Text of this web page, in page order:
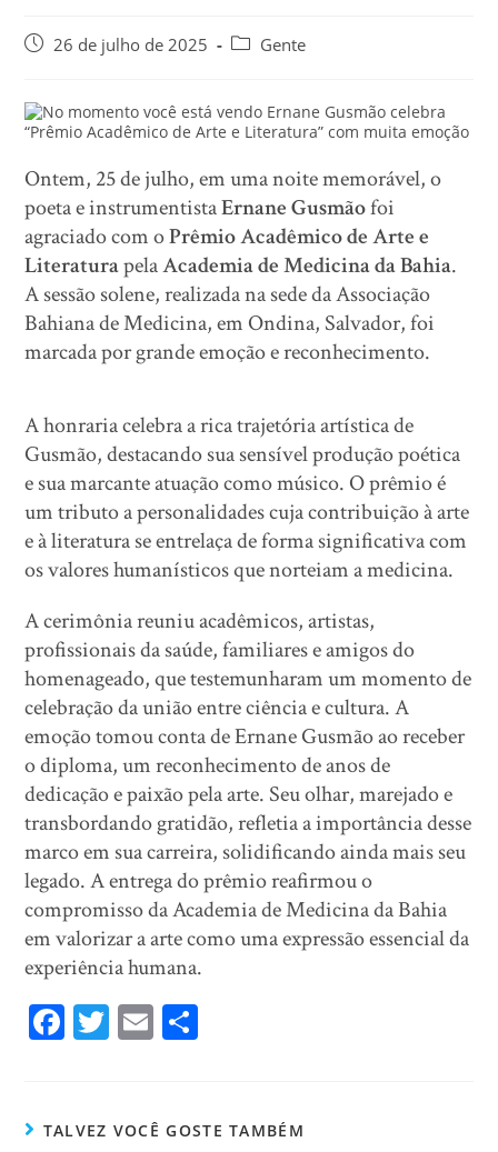
26 de julho de 2025 Gente
Ontem, 25 de julho, em uma noite memorável, o
poeta e instrumentistaErnane Gusmãofoi
agraciado com oPrêmio Acadêmico de Arte e
LiteraturapelaAcademia de Medicina da Bahia.
A sessão solene, realizada na sede da Associação
Bahiana de Medicina, em Ondina, Salvador, foi
marcada por grande emoção e reconhecimento.
A honraria celebra a rica trajetória artística de
Gusmão, destacando sua sensível produção poética
e sua marcante atuação como músico. O prêmio é
um tributo a personalidades cuja contribuição à arte
e à literatura se entrelaça de forma significativa com
os valores humanísticos que norteiam a medicina.
A cerimônia reuniu acadêmicos, artistas,
profissionais da saúde, familiares e amigos do
homenageado, que testemunharam um momento de
celebração da união entre ciência e cultura. A
emoção tomou conta de Ernane Gusmão ao receber
o diploma, um reconhecimento de anos de
dedicação e paixão pela arte. Seu olhar, marejado e
transbordando gratidão, refletia a importância desse
marco em sua carreira, solidificando ainda mais seu
legado. A entrega do prêmio reafirmou o
compromisso da Academia de Medicina da Bahia
em valorizar a arte como uma expressão essencial da
experiência humana.
Fa
ok
T
er
E
TALVEZ VOCÊ GOSTE TAMBÉM